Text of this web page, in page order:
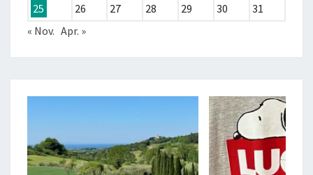
25
26 27 28 29 30
31
« Nov. Apr. »